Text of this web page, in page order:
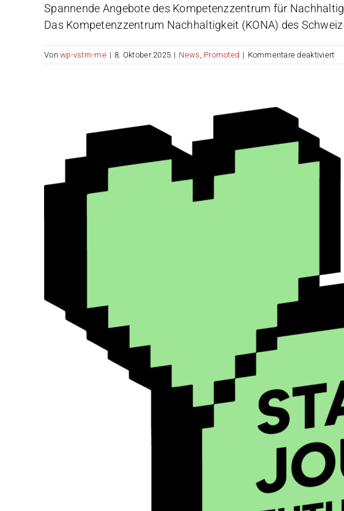
Spannende Angebote des Kompetenzzentrum für
Das Kompetenzzentrum Nachhaltigkeit (KONA) des
Vonwp-vstm-me | 8. Oktober 2025 | News , Promoted | Kommentare deaktiviertfür